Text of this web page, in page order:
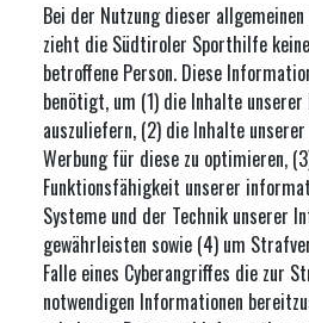
Bei der Nutzung dieser
zieht die Südtiroler Sporthilfe
betroffene Person. Diese
benötigt, um (1) die Inhalte
auszuliefern, (2) die Inhalte
Werbung für diese zu optimieren,
Funktionsfähigkeit unserer
Systeme und der Technik unserer
gewährleisten sowie (4) um
Falle eines Cyberangriffes die zur
notwendigen Informationen